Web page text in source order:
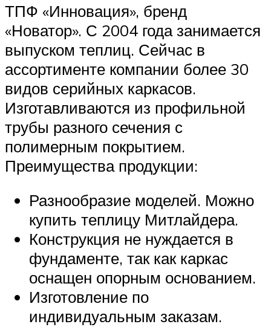
ТПФ «Инновация», бренд
«Новатор». С 2004 года занимается
выпуском теплиц. Сейчас в
ассортименте компании более 30
видов серийных каркасов.
Изготавливаются из профильной
трубы разного сечения с
полимерным покрытием.
Преимущества продукции:
Разнообразие моделей. Можно
купить теплицу Митлайдера.
Конструкция не нуждается в
фундаменте, так как каркас
оснащен опорным основанием.
Изготовление по
индивидуальным заказам.